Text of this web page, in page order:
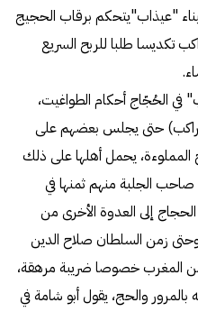
"عيذاب"يتحكم برقاب الحجيج
تكديسا طلبا للربح السريع
في الحُجّاج أحكام الطواغيت،
حتى يجلس بعضهم على
يحمل أهلها على ذلك
صاحب الجلبة منهم ثمنها في
إلى العدوة الأخرى من
زمن السلطان صلاح الدين
من المغرب خصوصا ضريبة مرهقة،
والحج، يقول أبو شامة في